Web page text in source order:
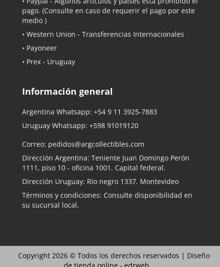
pago. (Consulte en caso de requerir el pago por este
medio )
• Western Union - Transferencias Internacionales
• Payoneer
• Prex - Uruguay
Información general
Argentina Whatsapp: +54 9 11 3925-7883
Uruguay Whatsapp: +598 91019120
Correo: pedidos@argcollectibles.com
Dirección Argentina: Teniente Juan Domingo Perón
1111, piso 10 - oficina 1001. Capital federal.
Dirección Uruguay: Rio negro 1337. Montevideo
Términos y condiciones: Consulte disponibilidad en
su sucursal local.
Copyright 2026 © Todos los derechos reservados | Diseño